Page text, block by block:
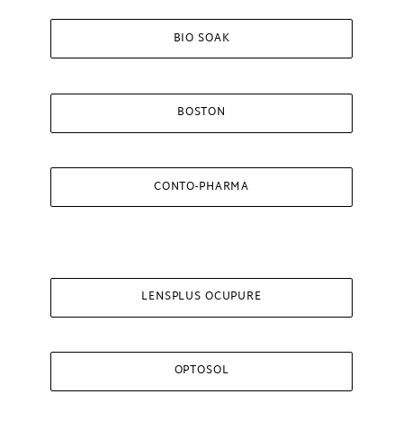
BIO SOAK
BOSTON
CONTO-PHARMA
LENSPLUS OCUPURE
OPTOSOL